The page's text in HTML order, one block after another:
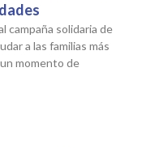
campaña solidaria de
a las familias más
momento de